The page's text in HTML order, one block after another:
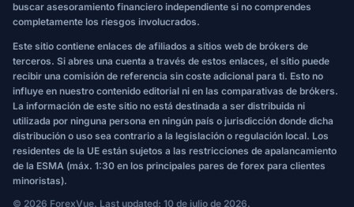
buscar asesoramiento financiero independiente si no comprendes
completamente los riesgos involucrados.
Este sitio contiene enlaces de afiliados a sitios web de brókers de
terceros. Si abres una cuenta a través de estos enlaces, el sitio puede
recibir una comisión de referencia sin coste adicional para ti. Esto no
influye en nuestro contenido editorial ni en las comparativas de brókers.
La información de este sitio no está destinada a ser distribuida ni
utilizada por ninguna persona en ningún país o jurisdicción donde dicha
distribución o uso sea contrario a la legislación o regulación local. Los
residentes de la UE están sujetos a las restricciones de apalancamiento
de la ESMA (máx. 1:30 en los principales pares de forex para clientes
minoristas).
© 2026 ForexVue. Last updated: 10 de julio de 2026.